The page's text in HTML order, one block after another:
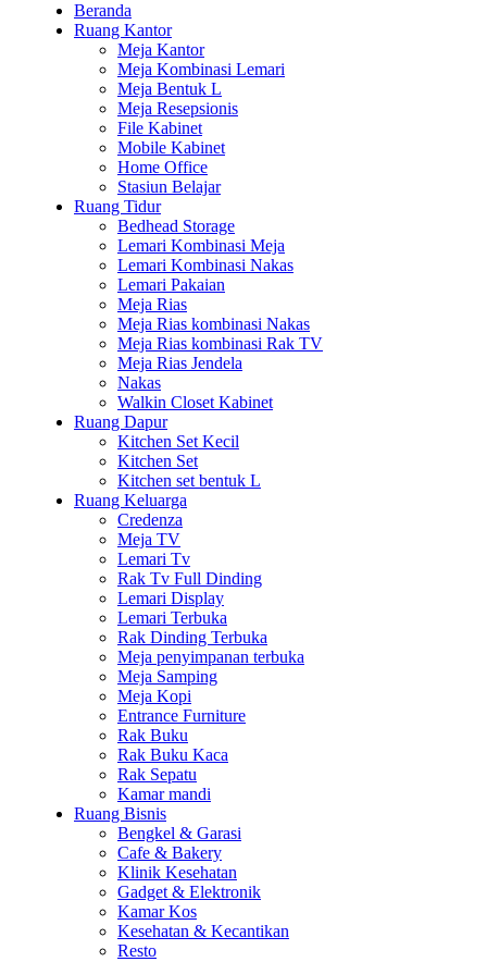
Beranda
Ruang Kantor
Meja Kantor
Meja Kombinasi Lemari
Meja Bentuk L
Meja Resepsionis
File Kabinet
Mobile Kabinet
Home Office
Stasiun Belajar
Ruang Tidur
Bedhead Storage
Lemari Kombinasi Meja
Lemari Kombinasi Nakas
Lemari Pakaian
Meja Rias
Meja Rias kombinasi Nakas
Meja Rias kombinasi Rak TV
Meja Rias Jendela
Nakas
Walkin Closet Kabinet
Ruang Dapur
Kitchen Set Kecil
Kitchen Set
Kitchen set bentuk L
Ruang Keluarga
Credenza
Meja TV
Lemari Tv
Rak Tv Full Dinding
Lemari Display
Lemari Terbuka
Rak Dinding Terbuka
Meja penyimpanan terbuka
Meja Samping
Meja Kopi
Entrance Furniture
Rak Buku
Rak Buku Kaca
Rak Sepatu
Kamar mandi
Ruang Bisnis
Bengkel & Garasi
Cafe & Bakery
Klinik Kesehatan
Gadget & Elektronik
Kamar Kos
Kesehatan & Kecantikan
Resto